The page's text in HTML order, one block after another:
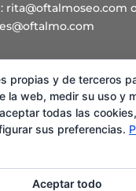
rita@oftalmoseo.com
y Secretaría
Hita 14 – 1º Derecha.
80 35 - 91 544 58 79
propias y de terceros
la web, medir su uso y
todas las
sus preferencias.
Aceptar todo